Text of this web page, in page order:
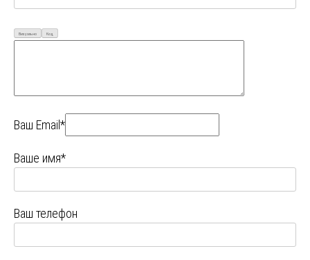
Визуально Код
Ваш Email*
Ваше имя*
Ваш телефон